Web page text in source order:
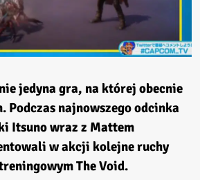
jedyna gra, na której obecnie
Podczas najnowszego odcinka
Itsuno wraz z Mattem
w akcji kolejne ruchy
The Void.